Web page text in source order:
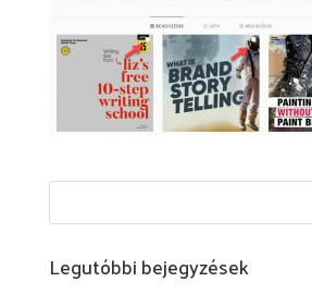
Legutóbbi bejegyzések